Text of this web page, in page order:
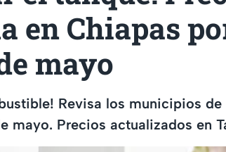
en Chiapas
mayo
Revisa los municipios
mayo. Precios actualizados en